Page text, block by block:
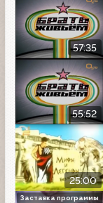
57:35
55:52
25:00
Заставка программы